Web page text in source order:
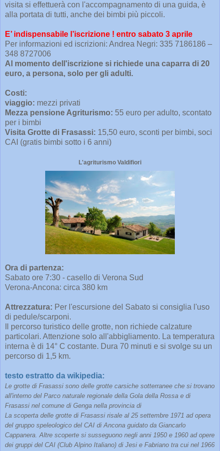
visita si effettuerà con l'accompagnamento di una guida, è
alla portata di tutti, anche dei bimbi più piccoli.
E’ indispensabile l’iscrizione ! entro sabato 3 aprile
Per informazioni ed iscrizioni: Andrea Negri: 335 7186186 –
348 8727006
Al momento dell'iscrizione si richiede una caparra di 20
euro, a persona, solo per gli adulti.
Costi:
viaggio: mezzi privati
Mezza pensione Agriturismo: 55 euro per adulto, scontato
per i bimbi
Visita Grotte di Frasassi: 15,50 euro, sconti per bimbi, soci
CAI (gratis bimbi sotto i 6 anni)
L'agriturismo Valdifiori
Ora di partenza:
Sabato ore 7:30 - casello di Verona Sud
Verona-Ancona: circa 380 km
Attrezzatura: Per l'escursione del Sabato si consiglia l'uso
di pedule/scarponi.
Il percorso turistico delle grotte, non richiede calzature
particolari. Attenzione solo all'abbigliamento. La temperatura
interna è di 14° C costante. Dura 70 minuti e si svolge su un
percorso di 1,5 km.
testo estratto da wikipedia:
Le grotte di Frasassi sono delle grotte carsiche sotterranee che si trovano
all'interno del Parco naturale regionale della Gola della Rossa e di
Frasassi nel comune di Genga nella provincia di
La scoperta delle grotte di Frasassi risale al 25 settembre 1971 ad opera
del gruppo speleologico del CAI di Ancona guidato da Giancarlo
Cappanera. Altre scoperte si susseguono negli anni 1950 e 1960 ad opere
dei gruppi del CAI (Club Alpino Italiano) di Jesi e Fabriano tra cui nel 1966